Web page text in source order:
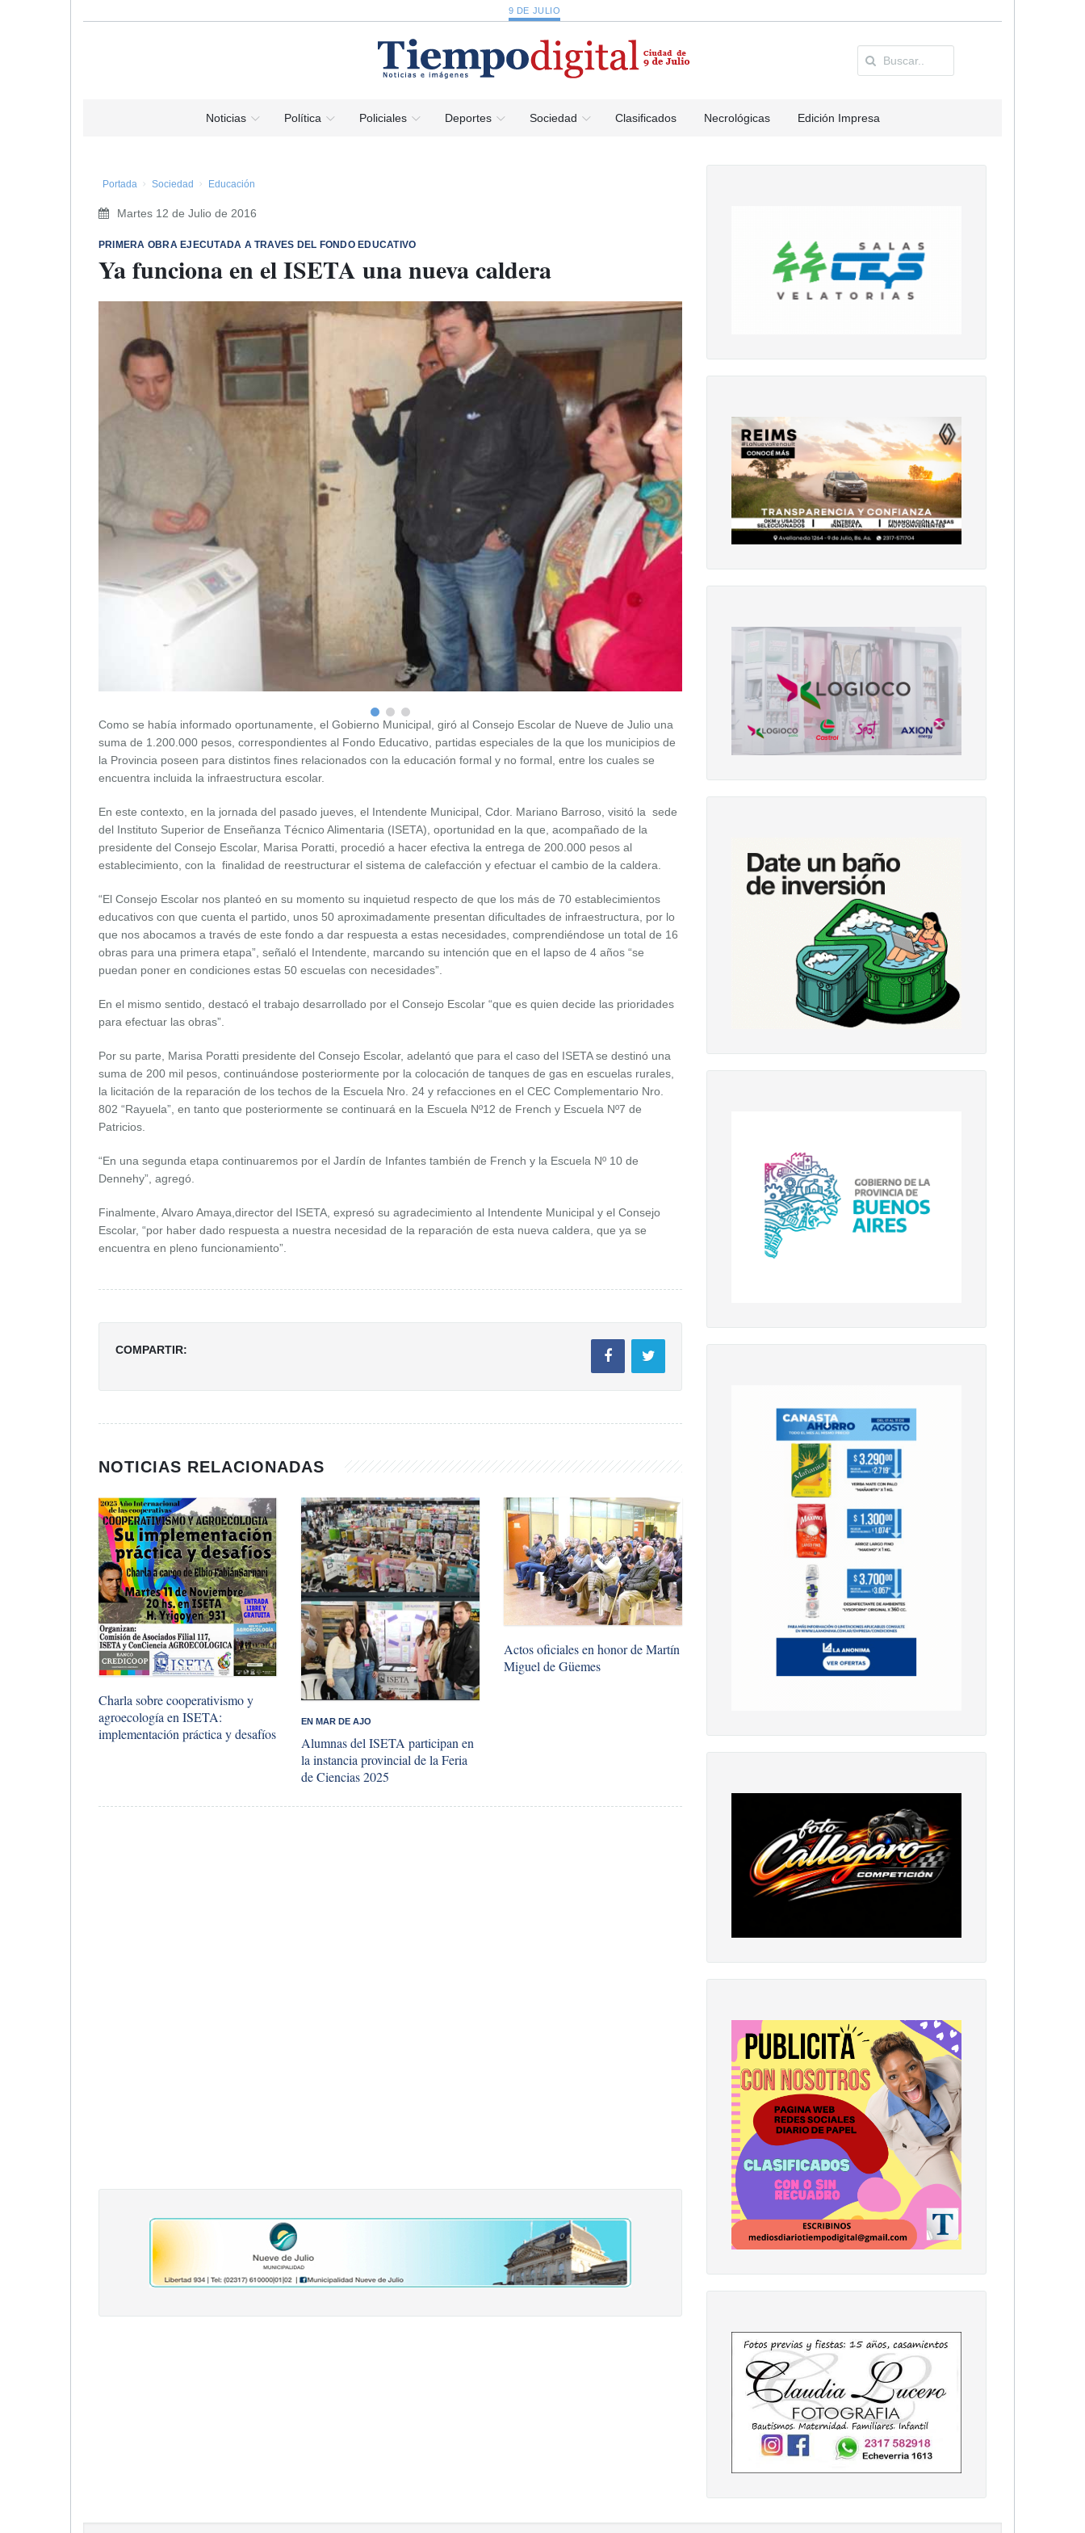
9 DE JULIO
Noticias Política Policiales Deportes Sociedad Clasificados Necrológicas Edición Impresa
Portada Sociedad Educación
Martes 12 de Julio de 2016
PRIMERA OBRA EJECUTADA A TRAVES DEL FONDO EDUCATIVO
Ya funciona en el ISETA una nueva caldera
Como se había informado oportunamente, el Gobierno Municipal, giró al Consejo Escolar de Nueve de Julio una
suma de 1.200.000 pesos, correspondientes al Fondo Educativo, partidas especiales de la que los municipios de
la Provincia poseen para distintos fines relacionados con la educación formal y no formal, entre los cuales se
encuentra incluida la infraestructura escolar.
En este contexto, en la jornada del pasado jueves, el Intendente Municipal, Cdor. Mariano Barroso, visitó la sede
del Instituto Superior de Enseñanza Técnico Alimentaria (ISETA), oportunidad en la que, acompañado de la
presidente del Consejo Escolar, Marisa Poratti, procedió a hacer efectiva la entrega de 200.000 pesos al
establecimiento, con la finalidad de reestructurar el sistema de calefacción y efectuar el cambio de la caldera.
“El Consejo Escolar nos planteó en su momento su inquietud respecto de que los más de 70 establecimientos
educativos con que cuenta el partido, unos 50 aproximadamente presentan dificultades de infraestructura, por lo
que nos abocamos a través de este fondo a dar respuesta a estas necesidades, comprendiéndose un total de 16
obras para una primera etapa”, señaló el Intendente, marcando su intención que en el lapso de 4 años “se
puedan poner en condiciones estas 50 escuelas con necesidades”.
En el mismo sentido, destacó el trabajo desarrollado por el Consejo Escolar “que es quien decide las prioridades
para efectuar las obras”.
Por su parte, Marisa Poratti presidente del Consejo Escolar, adelantó que para el caso del ISETA se destinó una
suma de 200 mil pesos, continuándose posteriormente por la colocación de tanques de gas en escuelas rurales,
la licitación de la reparación de los techos de la Escuela Nro. 24 y refacciones en el CEC Complementario Nro.
802 “Rayuela”, en tanto que posteriormente se continuará en la Escuela Nº12 de French y Escuela Nº7 de
Patricios.
“En una segunda etapa continuaremos por el Jardín de Infantes también de French y la Escuela Nº 10 de
Dennehy”, agregó.
Finalmente, Alvaro Amaya,director del ISETA, expresó su agradecimiento al Intendente Municipal y el Consejo
Escolar, “por haber dado respuesta a nuestra necesidad de la reparación de esta nueva caldera, que ya se
encuentra en pleno funcionamiento”.
COMPARTIR:
NOTICIAS RELACIONADAS
​Charla sobre cooperativismo y
agroecología en ISETA:
implementación práctica y desafíos
​EN MAR DE AJO
Alumnas del ISETA participan en
la instancia provincial de la Feria
de Ciencias 2025
​Actos oficiales en honor de Martín
Miguel de Güemes